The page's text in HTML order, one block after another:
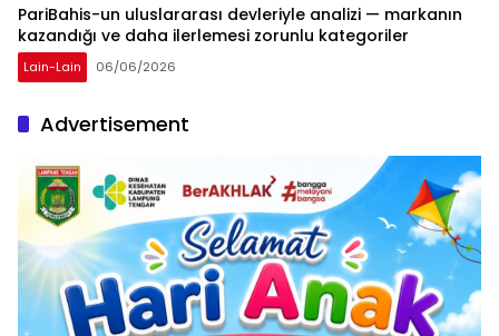
PariBahis-un uluslararası devleriyle analizi — markanın
kazandığı ve daha ilerlemesi zorunlu kategoriler
Lain-Lain 06/06/2026
Advertisement